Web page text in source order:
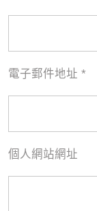
電子郵件地址 *
個人網站網址